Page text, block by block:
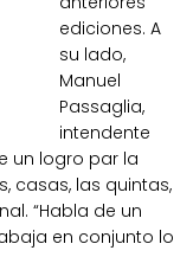
ediciones. A
su lado,
Manuel
Passaglia,
intendente
un logro par la
casas, las quintas,
“Habla de un
en conjunto lo